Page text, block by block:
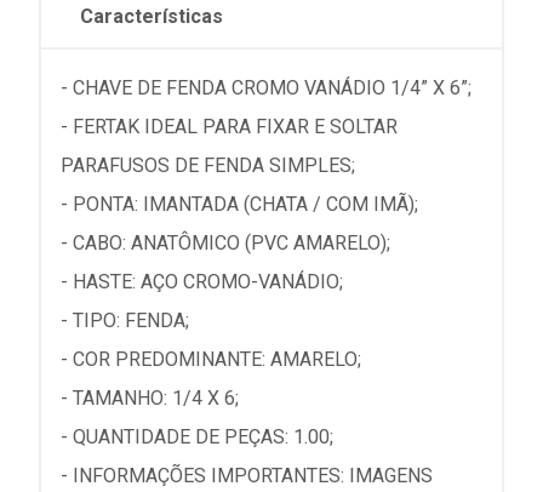
Características
- CHAVE DE FENDA CROMO VANÁDIO 1/4” X 6”;
- FERTAK IDEAL PARA FIXAR E SOLTAR
PARAFUSOS DE FENDA SIMPLES;
- PONTA: IMANTADA (CHATA / COM IMÃ);
- CABO: ANATÔMICO (PVC AMARELO);
- HASTE: AÇO CROMO-VANÁDIO;
- TIPO: FENDA;
- COR PREDOMINANTE: AMARELO;
- TAMANHO: 1/4 X 6;
- QUANTIDADE DE PEÇAS: 1.00;
- INFORMAÇÕES IMPORTANTES: IMAGENS